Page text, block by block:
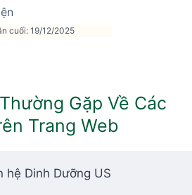
cuối: 19/12/2025
Gặp Về Các
Trang Web
hệ Dinh Dưỡng US